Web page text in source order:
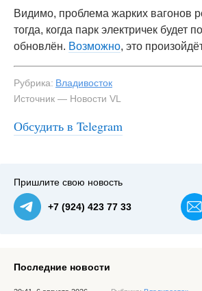
Видимо, проблема жарких вагонов
тогда, когда парк электричек будет
обновлён. Возможно, это
Рубрика: Владивосток
Источник — Новости VL
Обсудить в Telegram
Пришлите свою новость
+7 (924) 423 77 33
Последние новости